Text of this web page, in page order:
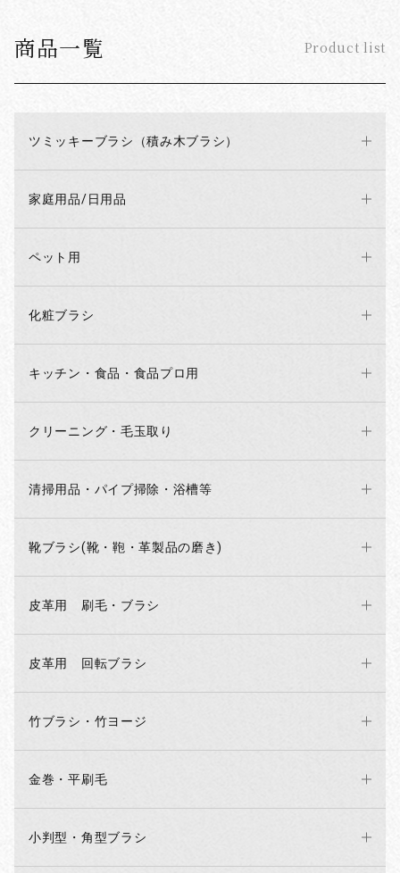
商品一覧 Product list
ツミッキーブラシ（積み木ブラシ）
家庭用品/日用品
ペット用
化粧ブラシ
キッチン・食品・食品プロ用
クリーニング・毛玉取り
清掃用品・パイプ掃除・浴槽等
靴ブラシ(靴・鞄・革製品の磨き)
皮革用 刷毛・ブラシ
皮革用 回転ブラシ
竹ブラシ・竹ヨージ
金巻・平刷毛
小判型・角型ブラシ